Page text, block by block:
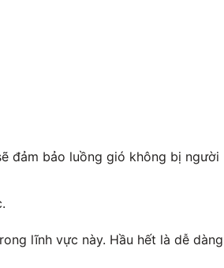
đảm bảo luồng gió không bị người
lĩnh vực này. Hầu hết là dễ